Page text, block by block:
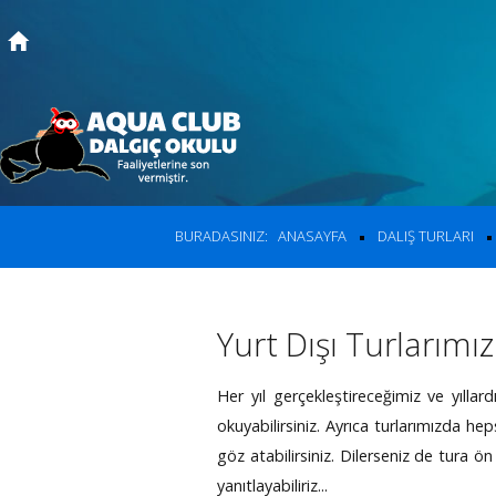
Ana Sayfa
Kurslar
Dalış Turları Siteiçinde
BURADASINIZ: ANASAYFA DALIŞ TURLARI
Yurt Dışı Turlarımız
Her yıl gerçekleştireceğimiz ve
okuyabilirsiniz. Ayrıca turlarımızda
göz atabilirsiniz. Dilerseniz de tura ön
yanıtlayabiliriz...